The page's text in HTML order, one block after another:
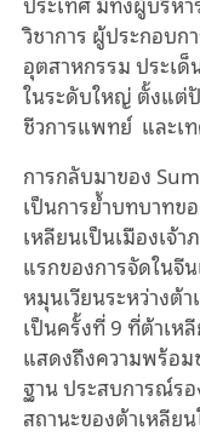
วิชาการ ผู้ประกอบก
อุตสาหกรรม ประเ
ในระดับใหญ่ ตั้งแ
ชีวการแพทย์ และเ
การกลับมาของ
เป็นการย้ำบทบาทข
เหลียนเป็นเมืองเจ้
แรกของการจัดในจี
หมุนเวียนระหว่างต้
เป็นครั้งที่ 9 ที่ต้าเห
แสดงถึงความพร้อม
ฐาน ประสบการณ์ร
สถานะของต้าเหลีย